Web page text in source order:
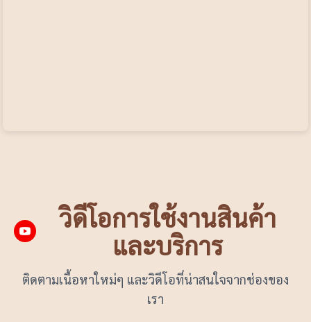
วิดีโอการใช้งานสินค้า
และบริการ
ติดตามเนื้อหาใหม่ๆ และวิดีโอที่น่าสนใจจากช่องของ
เรา